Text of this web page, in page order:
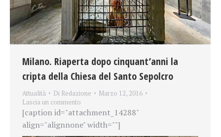
Milano. Riaperta dopo cinquant’anni la
cripta della Chiesa del Santo Sepolcro
Attualità Di Redazione
Marzo 12, 2016
Lascia un commento
[caption id="attachment_14288"
align="alignnone" width=""]